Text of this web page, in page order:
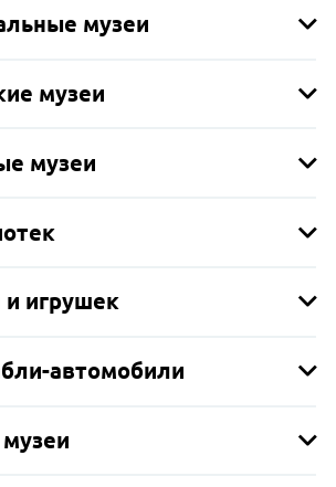
музеи
музеи
музеи
и игрушек
автомобили